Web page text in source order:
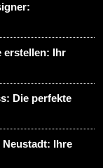
erstellen: Ihr
Die perfekte
Neustadt: Ihre